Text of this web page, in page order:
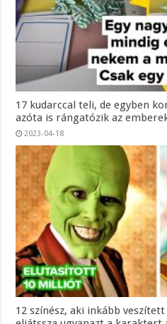
17 kudarccal teli, de egyben
azóta is rángatózik az
2023-04-18
12 színész, aki inkább